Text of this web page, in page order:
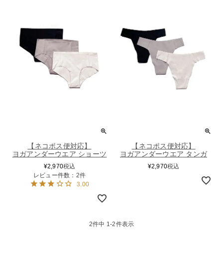
【ネコポス便対応】
ヨガアンダーウエア ショーツ
¥2,970税込
レビュー件数：2件
3.00
【ネコポス便対応】
ヨガアンダーウエア タンガ
¥2,970税込
2件中 1-2件表示